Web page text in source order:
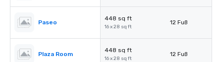
Paseo
448 sq ft
16 x 28 sq ft
12 Fuß
Plaza Room
448 sq ft
16 x 28 sq ft
12 Fuß